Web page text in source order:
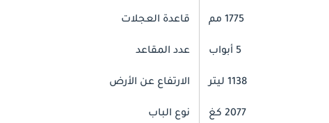
1775 مم قاعدة العجلات
5 أبواب عدد المقاعد
1138 ليتر الارتفاع عن الأرض
2077 كغ نوع الباب